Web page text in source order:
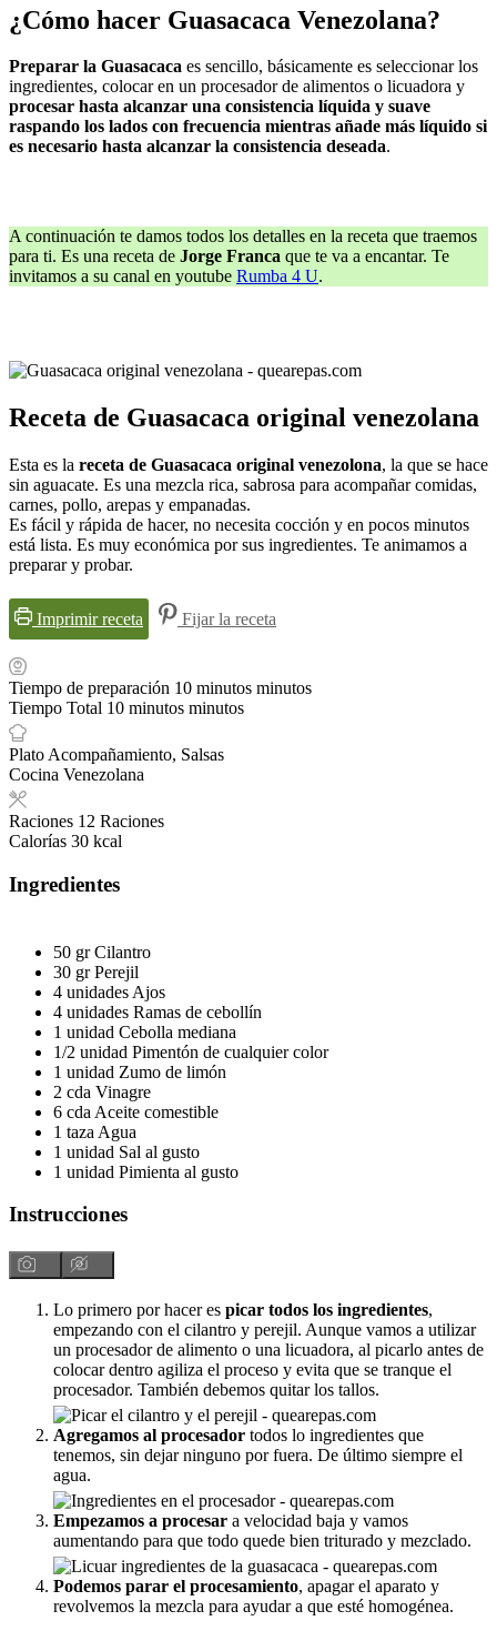
¿Cómo hacer Guasacaca Venezolana?
Preparar la Guasacaca es sencillo, básicamente es seleccionar los
ingredientes, colocar en un procesador de alimentos o licuadora y
procesar hasta alcanzar una consistencia líquida y suave
raspando los lados con frecuencia mientras añade más líquido si
es necesario hasta alcanzar la consistencia deseada.
A continuación te damos todos los detalles en la receta que traemos
para ti. Es una receta de Jorge Franca que te va a encantar. Te
invitamos a su canal en youtube Rumba 4 U.
Receta de Guasacaca original venezolana
Esta es la receta de Guasacaca original venezolona, la que se hace
sin aguacate. Es una mezcla rica, sabrosa para acompañar comidas,
carnes, pollo, arepas y empanadas.
Es fácil y rápida de hacer, no necesita cocción y en pocos minutos
está lista. Es muy económica por sus ingredientes. Te animamos a
preparar y probar.
Imprimir receta Fijar la receta
Tiempo de preparación 10 minutos minutos
Tiempo Total 10 minutos minutos
Plato Acompañamiento, Salsas
Cocina Venezolana
Raciones 12 Raciones
Calorías 30 kcal
Ingredientes
50 gr Cilantro
30 gr Perejil
4 unidades Ajos
4 unidades Ramas de cebollín
1 unidad Cebolla mediana
1/2 unidad Pimentón de cualquier color
1 unidad Zumo de limón
2 cda Vinagre
6 cda Aceite comestible
1 taza Agua
1 unidad Sal al gusto
1 unidad Pimienta al gusto
Instrucciones
Lo primero por hacer es picar todos los ingredientes,
empezando con el cilantro y perejil. Aunque vamos a utilizar
un procesador de alimento o una licuadora, al picarlo antes de
colocar dentro agiliza el proceso y evita que se tranque el
procesador. También debemos quitar los tallos.
Agregamos al procesador todos lo ingredientes que
tenemos, sin dejar ninguno por fuera. De último siempre el
agua.
Empezamos a procesar a velocidad baja y vamos
aumentando para que todo quede bien triturado y mezclado.
Podemos parar el procesamiento, apagar el aparato y
revolvemos la mezcla para ayudar a que esté homogénea.